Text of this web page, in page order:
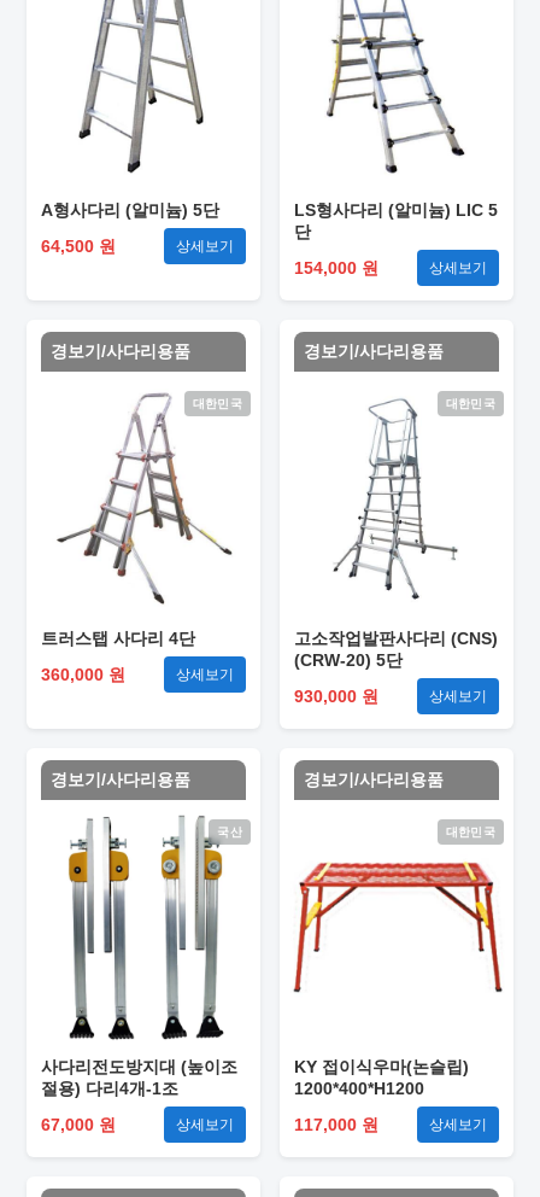
A형사다리 (알미늄) 5단
64,500 원
상세보기
LS형사다리 (알미늄) LIC 5
단
154,000 원
상세보기
경보기/사다리용품
대한민국
트러스탭 사다리 4단
360,000 원
상세보기
경보기/사다리용품
대한민국
고소작업발판사다리 (CNS)
(CRW-20) 5단
930,000 원
상세보기
경보기/사다리용품
국산
사다리전도방지대 (높이조
절용) 다리4개-1조
67,000 원
상세보기
경보기/사다리용품
대한민국
KY 접이식우마(논슬립)
1200*400*H1200
117,000 원
상세보기